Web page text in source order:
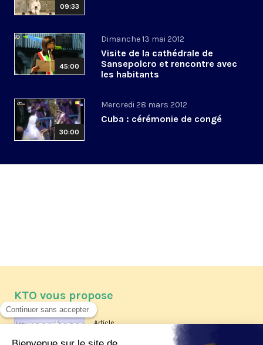
09:33
45:00
Dimanche 13 mai 2012
Visite de la cathédrale de
Sansepolcro et rencontre avec
les habitants
30:00
Mercredi 28 mars 2012
Cuba : cérémonie de congé
KTO vous propose
Article
Les reportages d'été 2026 de KTO